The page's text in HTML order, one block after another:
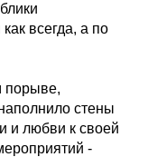
всегда, а по
порыве,
стены
и любви к своей
-